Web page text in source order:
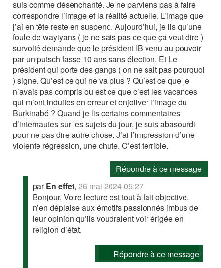
suis comme désenchanté. Je ne parviens pas à faire
correspondre l’image et la réalité actuelle. L’image que
j’ai en tête reste en suspend. Aujourd’hui, je lis qu’une
foule de wayiyans ( je ne sais pas ce que ça veut dire )
survolté demande que le président IB venu au pouvoir
par un putsch fasse 10 ans sans élection. Et Le
président qui porte des gangs ( on ne sait pas pourquoi
) signe. Qu’est ce qui ne va plus ? Qu’est ce que je
n’avais pas compris ou est ce que c’est les vacances
qui m’ont induites en erreur et enjoliver l’image du
Burkinabé ? Quand je lis certains commentaires
d’internautes sur les sujets du jour, je suis abasourdi
pour ne pas dire autre chose. J’ai l’impression d’une
violente régression, une chute. C’est terrible.
Répondre à ce message
parEn effet,26 mai 2024 05:27
Bonjour, Votre lecture est tout à fait objective,
n’en déplaise aux émotifs passionnés imbus de
leur opinion qu’ils voudraient voir érigée en
religion d’état.
Répondre à ce message